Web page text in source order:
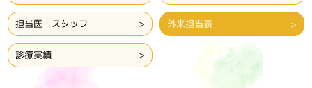
担当医・スタッフ 外来担当表
診療実績